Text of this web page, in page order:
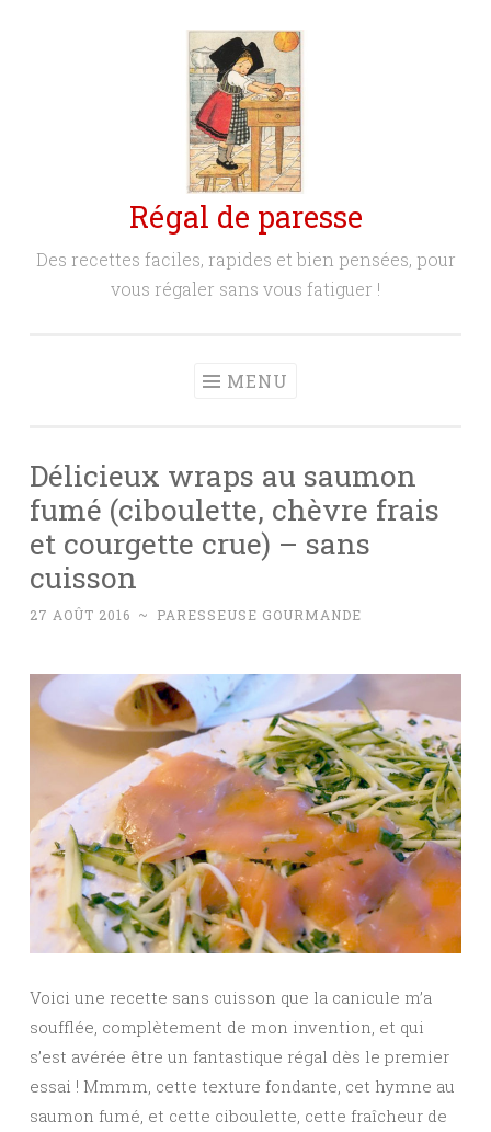
Régal de paresse
Des recettes faciles, rapides et bien pensées, pour
vous régaler sans vous fatiguer !
MENU
Délicieux wraps au saumon
fumé (ciboulette, chèvre frais
et courgette crue) – sans
cuisson
27 AOÛT 2016 ~ PARESSEUSE GOURMANDE
Voici une recette sans cuisson que la canicule m’a
soufflée, complètement de mon invention, et qui
s’est avérée être un fantastique régal dès le premier
essai ! Mmmm, cette texture fondante, cet hymne au
saumon fumé, et cette ciboulette, cette fraîcheur de